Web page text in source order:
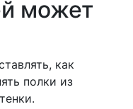
может
как
полки из